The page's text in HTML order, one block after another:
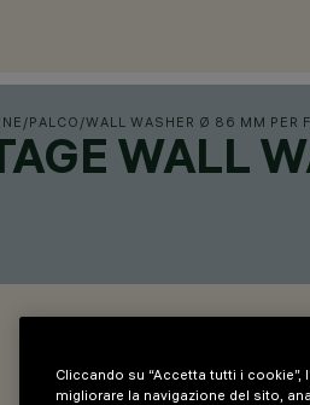
/PALCO /WALL WASHER Ø 86 MM PER
WALL
Cliccando su “Accetta tutti i
migliorare la navigazione del sito,